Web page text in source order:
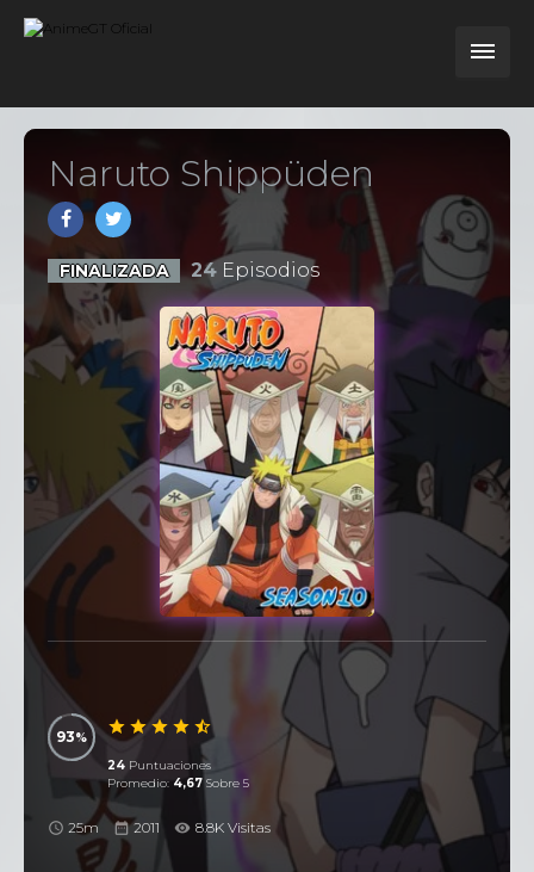
Naruto Shippüden
FINALIZADA 24Episodios
93
24 Puntuaciones
Promedio: 4,67 Sobre 5
25m 2011 8.8K Visitas